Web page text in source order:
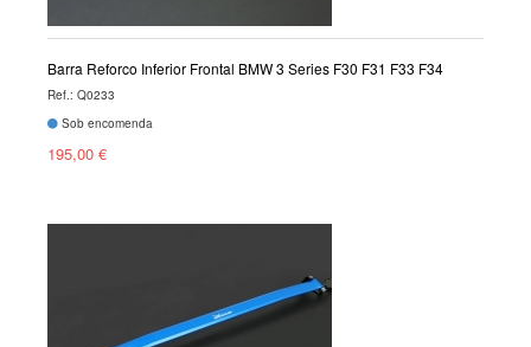
Barra Reforço Inferior Frontal BMW 3 Series F30 F31 F33 F34
Ref.: Q0233
Sob encomenda
195,00 €